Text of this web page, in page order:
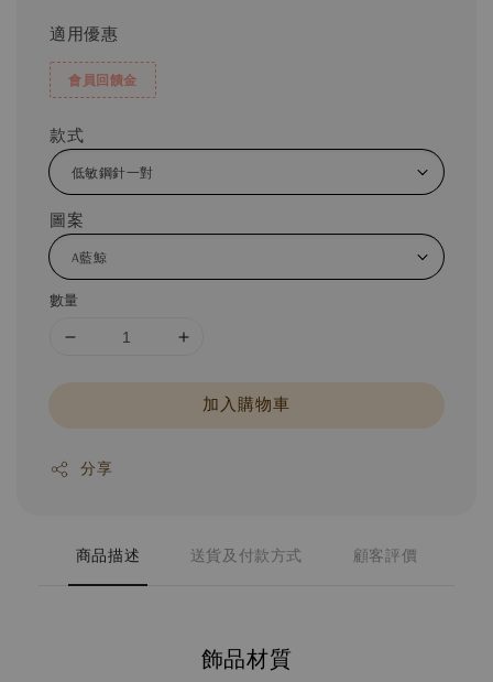
適用優惠
會員回饋金
款式
圖案
數量
加入購物車
分享
商品描述 送貨及付款方式 顧客評價
飾品材質